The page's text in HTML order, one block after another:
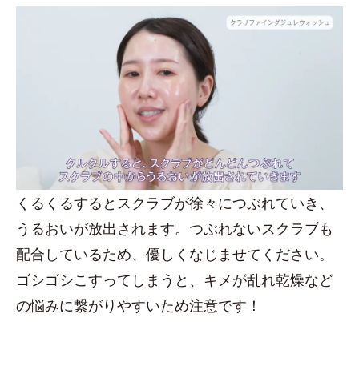
くるくるするとスクラブが徐々につぶれていき、
うるおいが放出されます。つぶれないスクラブも
配合しているため、優しくなじませてください。
ゴシゴシこすってしまうと、キメが乱れ乾燥など
の悩みに繋がりやすいため注意です！